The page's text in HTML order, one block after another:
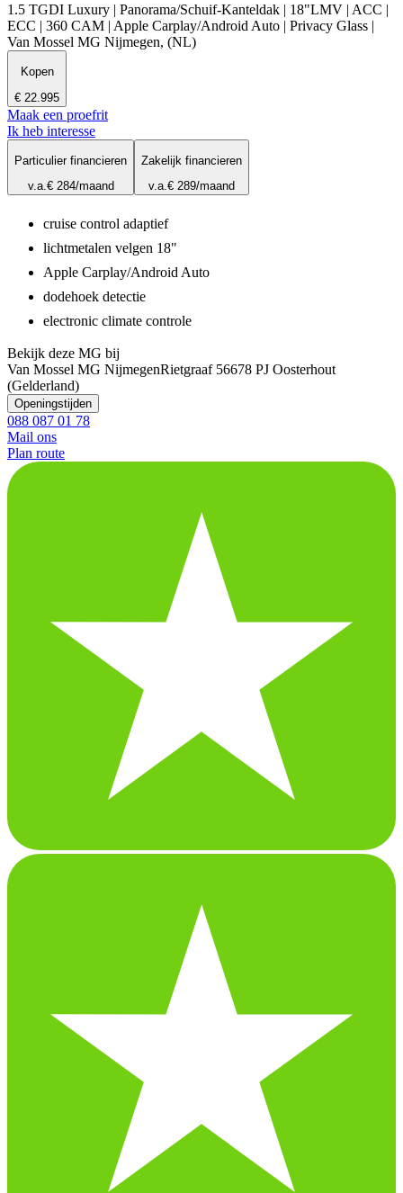
1.5 TGDI Luxury | Panorama/Schuif-Kanteldak | 18"LMV | ACC |
ECC | 360 CAM | Apple Carplay/Android Auto | Privacy Glass |
Van Mossel MG Nijmegen, (NL)
Kopen
€ 22.995
Maak een proefrit
Ik heb interesse
Particulier financieren
v.a.€ 284/maand
Zakelijk financieren
v.a.€ 289/maand
cruise control adaptief
lichtmetalen velgen 18"
Apple Carplay/Android Auto
dodehoek detectie
electronic climate controle
Bekijk deze MG bij
Van Mossel MG NijmegenRietgraaf 56678 PJ Oosterhout
(Gelderland)
Openingstijden
088 087 01 78
Mail ons
Plan route